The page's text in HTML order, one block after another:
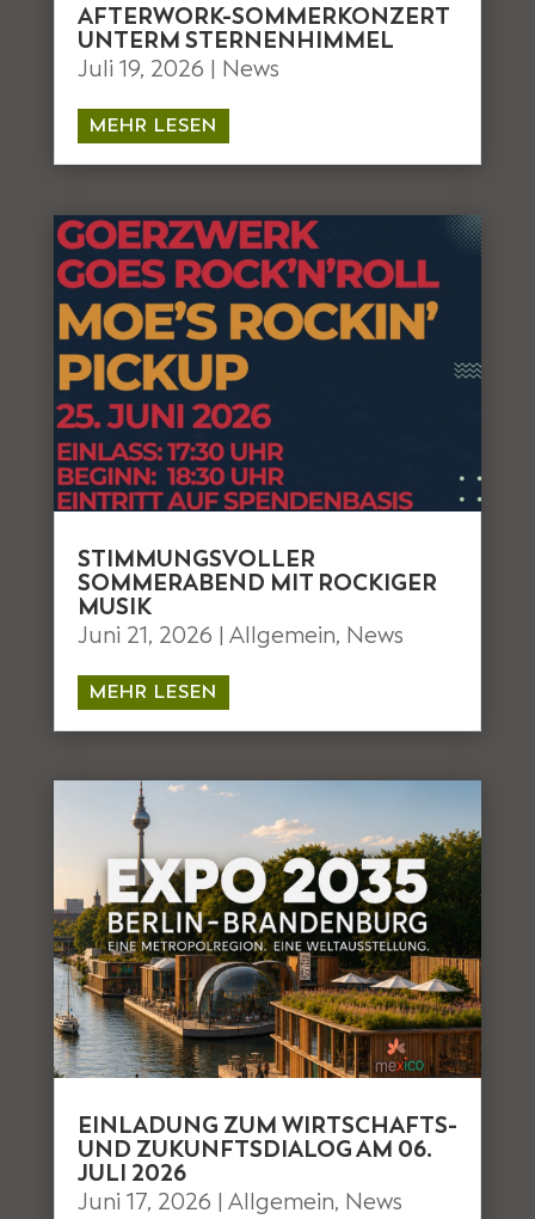
AFTERWORK-SOMMERKONZERT
UNTERM STERNENHIMMEL
Juli 19, 2026 | News
MEHR LESEN
STIMMUNGSVOLLER
SOMMERABEND MIT ROCKIGER
MUSIK
Juni 21, 2026 | Allgemein, News
MEHR LESEN
EINLADUNG ZUM WIRTSCHAFTS-
UND ZUKUNFTSDIALOG AM 06.
JULI 2026
Juni 17, 2026 | Allgemein, News